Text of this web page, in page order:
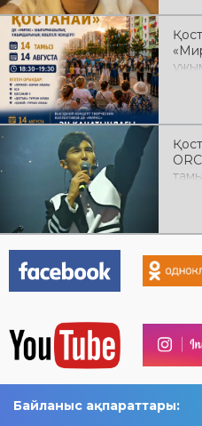
Байланыс ақпараттары: